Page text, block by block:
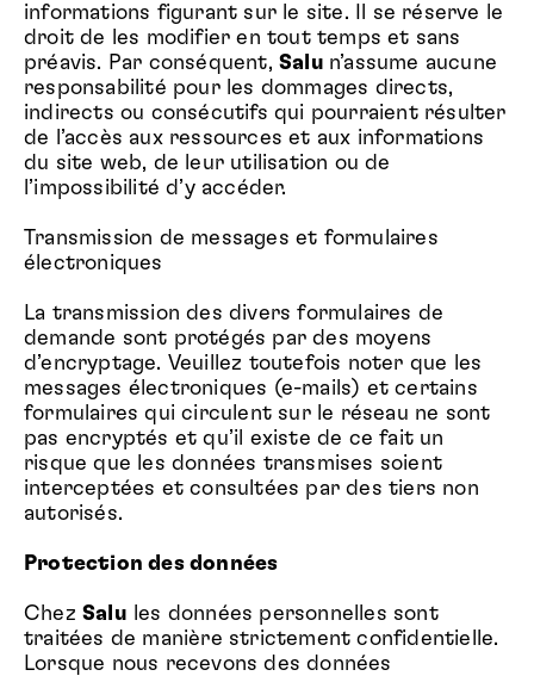
informations figurant sur le site. Il se réserve le
droit de les modifier en tout temps et sans
préavis. Par conséquent, Salu n’assume aucune
responsabilité pour les dommages directs,
indirects ou consécutifs qui pourraient résulter
de l’accès aux ressources et aux informations
du site web, de leur utilisation ou de
l’impossibilité d’y accéder.
Transmission de messages et formulaires
électroniques
La transmission des divers formulaires de
demande sont protégés par des moyens
d’encryptage. Veuillez toutefois noter que les
messages électroniques (e-mails) et certains
formulaires qui circulent sur le réseau ne sont
pas encryptés et qu’il existe de ce fait un
risque que les données transmises soient
interceptées et consultées par des tiers non
autorisés.
Protection des données
Chez Salu les données personnelles sont
traitées de manière strictement confidentielle.
Lorsque nous recevons des données